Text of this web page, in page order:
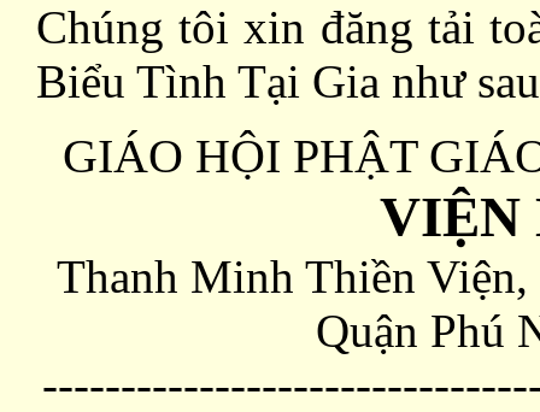
Chúng tôi xin đăng tải
Biểu Tình Tại Gia như
GIÁO HỘI PHẬT
VIỆN
Thanh Minh Thiền
Quận Phú